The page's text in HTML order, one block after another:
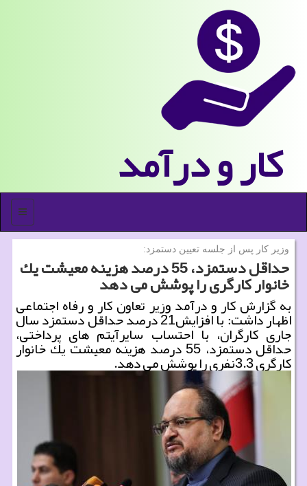
كار و درآمد
منو
وزیر كار پس از جلسه تعیین دستمزد:
حداقل دستمزد، 55 درصد هزینه معیشت یك
خانوار كارگری را پوشش می دهد
به گزارش كار و درآمد وزیر تعاون كار و رفاه اجتماعی
اظهار داشت: با افزایش21 درصد حداقل دستمزد سال
جاری كارگران، با احتساب سایرآیتم های پرداختی،
حداقل دستمزد، 55 درصد هزینه معیشت یك خانوار
كارگری 3.3نفری را پوشش می دهد.